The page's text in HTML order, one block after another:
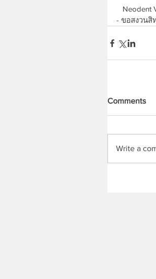
- ขอสงวนสิ
Comments
Write a